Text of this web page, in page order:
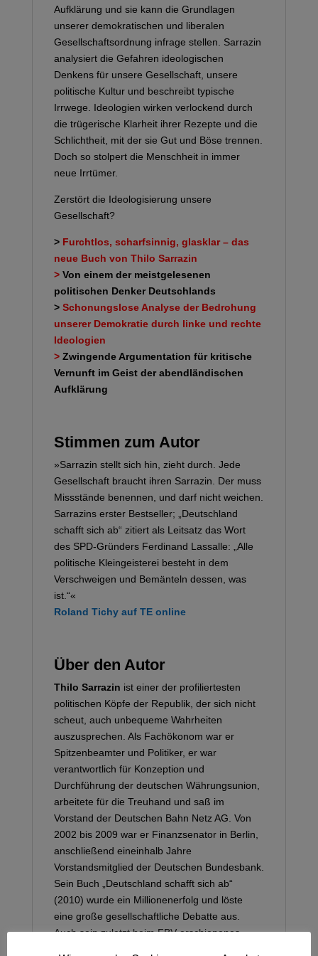
Aufklärung und sie kann die Grundlagen
unserer demokratischen und liberalen
Gesellschaftsordnung infrage stellen. Sarrazin
analysiert die Gefahren ideologischen
Denkens für unsere Gesellschaft, unsere
politische Kultur und beschreibt typische
Irrwege. Ideologien wirken verlockend durch
die trügerische Klarheit ihrer Rezepte und die
Schlichtheit, mit der sie Gut und Böse trennen.
Doch so stolpert die Menschheit in immer
neue Irrtümer.
Zerstört die Ideologisierung unsere
Gesellschaft­?
> Furchtlos, scharfsinnig, glasklar – das
neue Buch von Thilo Sarrazin
>Von einem der meistgelesenen
politischen Denker Deutschlands
> Schonungslose Analyse der Bedrohung
unserer Demokratie durch linke und rechte
Ideologien
>Zwingende Argumentation für kritische
Vernunft im Geist der abendländischen
Aufklärung
Stimmen zum Autor
»Sarrazin stellt sich hin, zieht durch. Jede
Gesellschaft braucht ihren Sarrazin. Der muss
Missstände benennen, und darf nicht weichen.
Sarrazins erster Bestseller; „Deutschland
schafft sich ab“ zitiert als Leitsatz das Wort
des SPD-Gründers Ferdinand Lassalle: „Alle
politische Kleingeisterei besteht in dem
Verschweigen und Bemänteln dessen, was
ist.“«
Roland Tichy auf TE online
Über den Autor
Thilo Sarrazin ist einer der profiliertesten
politischen Köpfe der Republik, der sich nicht
scheut, auch unbequeme Wahrheiten
auszusprechen. Als Fachökonom war er
Spitzenbeamter und Politiker, er war
verantwortlich für Konzeption und
Durchführung der deutschen Währungsunion,
arbeitete für die Treuhand und saß im
Vorstand der Deutschen Bahn Netz AG. Von
2002 bis 2009 war er Finanzsenator in Berlin,
anschließend eineinhalb Jahre
Vorstandsmitglied der Deutschen Bundesbank.
Sein Buch „Deutschland schafft sich ab“
(2010) wurde ein Millionenerfolg und löste
eine große gesellschaftliche Debatte aus.
Auch sein zuletzt beim FBV erschienenes